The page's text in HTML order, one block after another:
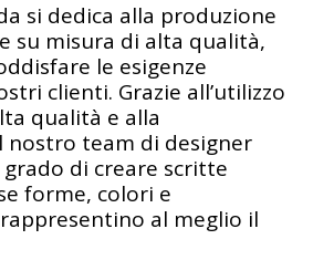
si dedica alla produzione
su misura di alta qualità,
le esigenze
clienti. Grazie all’utilizzo
qualità e alla
nostro team di designer
di creare scritte
forme, colori e
al meglio il